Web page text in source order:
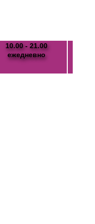
10.00 - 21.00
ежедневно